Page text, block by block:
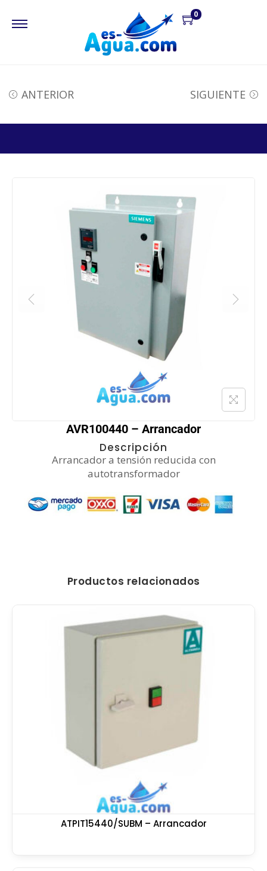
0
ANTERIOR SIGUIENTE
AVR100440 – Arrancador
Descripción
Arrancador a tensión reducida con
autotransformador
Productos relacionados
ATPIT15440/SUBM – Arrancador